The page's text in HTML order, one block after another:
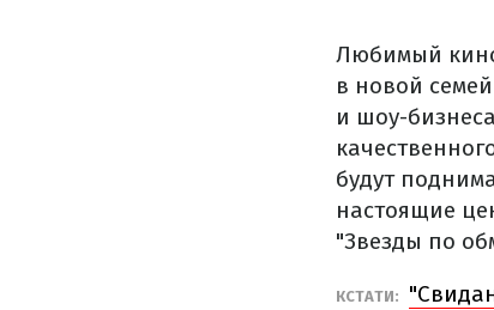
Любимый
в новой
и шоу-
будут
настоящие
"Звезды по
КСТАТИ: